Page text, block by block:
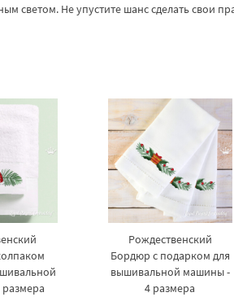
светом. Не упустите шанс сделать свои
Рождественский
Бордюр с подарком для
вышивальной машины -
4 размера